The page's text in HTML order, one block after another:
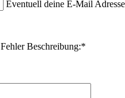
Eventuell deine E-Mail
Fehler Beschreibung:*